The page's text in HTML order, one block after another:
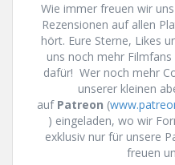
Wie immer freuen wir
Rezensionen auf allen
hört. Eure Sterne, Likes
uns noch mehr
dafür! Wer noch mehr
unserer kleinen
auf Patreon (
) eingeladen, wo wir
exklusiv nur für unsere
freuen